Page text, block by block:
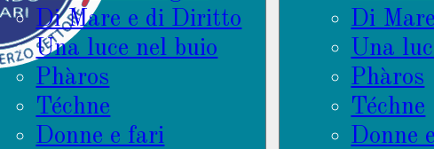
Di Mare e di Diritto
Una luce nel buio
Phàros
Téchne
Donne e fari
Di
Una
Phàros
Téchne
Donne